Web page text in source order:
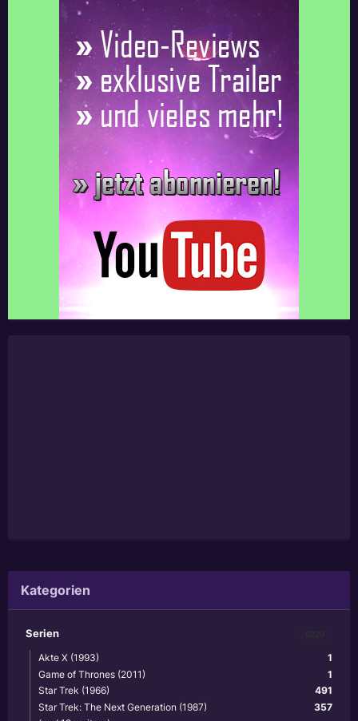
Kategorien
Serien
1
Akte X (1993)
1
Game of Thrones (2011)
491
Star Trek (1966)
357
Star Trek: The Next Generation (1987)